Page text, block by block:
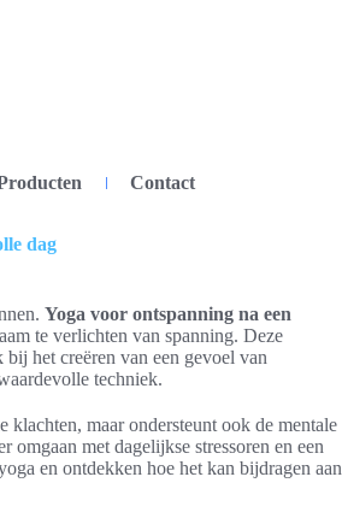
Contact
dag
Yoga voor ontspanning na een
te verlichten van spanning. Deze
bij het creëren van een gevoel van
techniek.
maar ondersteunt ook de mentale
omgaan met dagelijkse stressoren en een
en ontdekken hoe het kan bijdragen aan